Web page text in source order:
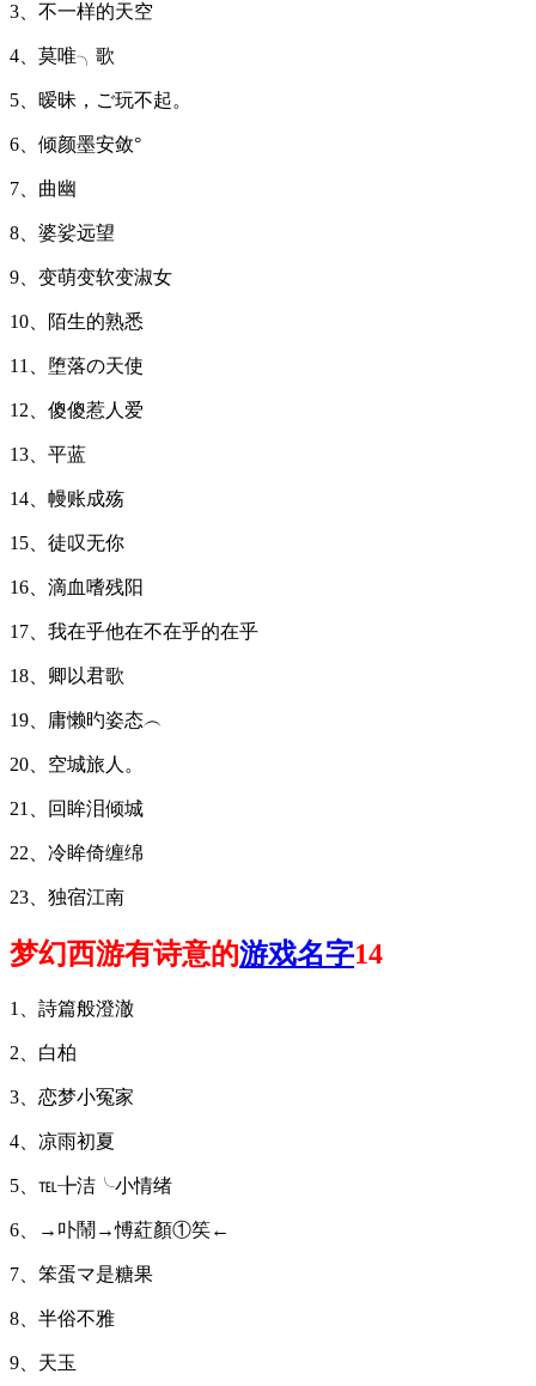
3、不一样的天空
4、莫唯╮歌
5、暧昧，ご玩不起。
6、倾颜墨安敛°
7、曲幽
8、婆娑远望
9、变萌变软变淑女
10、陌生的熟悉
11、堕落の天使
12、傻傻惹人爱
13、平蓝
14、幔账成殇
15、徒叹无你
16、滴血嗜残阳
17、我在乎他在不在乎的在乎
18、卿以君歌
19、庸懒旳姿态︵
20、空城旅人。
21、回眸泪倾城
22、冷眸倚缠绵
23、独宿江南
梦幻西游有诗意的游戏名字14
1、詩篇般澄澈
2、白柏
3、恋梦小冤家
4、凉雨初夏
5、℡╊洁╰小情绪
6、→卟鬧→愽葒顏①笶←
7、笨蛋マ是糖果
8、半俗不雅
9、天玉